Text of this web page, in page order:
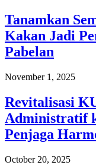
Tanamkan
Kakan Jadi
Pabelan
November 1, 2025
Revitalisasi
Administratif
Penjaga
October 20, 2025